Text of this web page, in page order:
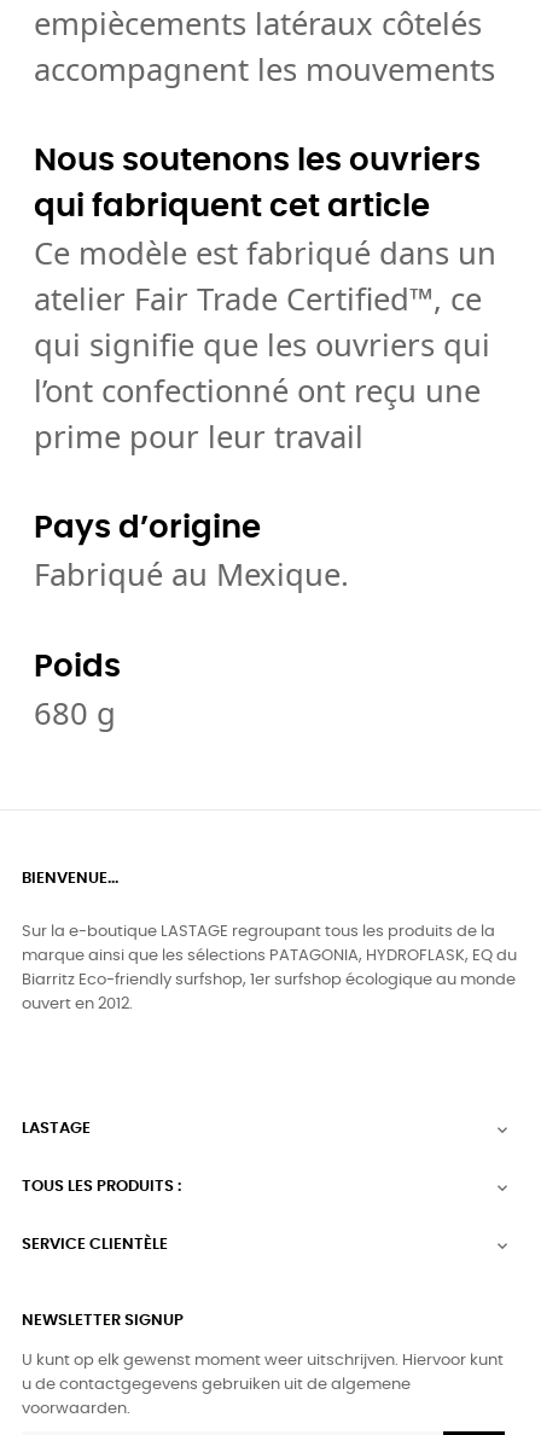
empiècements latéraux côtelés
accompagnent les mouvements
Nous soutenons les ouvriers
qui fabriquent cet article
Ce modèle est fabriqué dans un
atelier Fair Trade Certified™, ce
qui signifie que les ouvriers qui
l’ont confectionné ont reçu une
prime pour leur travail
Pays d’origine
Fabriqué au Mexique.
Poids
680 g
BIENVENUE...
Sur la e-boutique LASTAGE regroupant tous les produits de la
marque ainsi que les sélections PATAGONIA, HYDROFLASK, EQ du
Biarritz Eco-friendly surfshop, 1er surfshop écologique au monde
ouvert en 2012.
LASTAGE 
TOUS LES PRODUITS : 
SERVICE CLIENTÈLE 
NEWSLETTER SIGNUP
U kunt op elk gewenst moment weer uitschrijven. Hiervoor kunt
u de contactgegevens gebruiken uit de algemene
voorwaarden.